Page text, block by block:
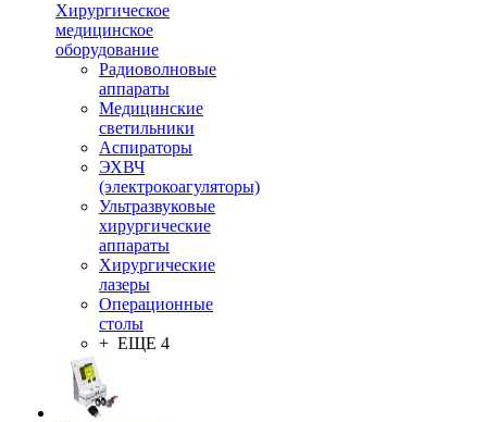
Хирургическое
медицинское
оборудование
Радиоволновые
аппараты
Медицинские
светильники
Аспираторы
ЭХВЧ
(электрокоагуляторы)
Ультразвуковые
хирургические
аппараты
Хирургические
лазеры
Операционные
столы
+ ЕЩЕ 4